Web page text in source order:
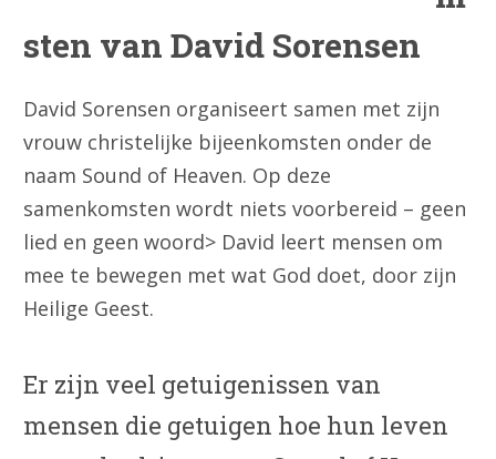
sten van David Sorensen
David Sorensen organiseert samen met zijn
vrouw christelijke bijeenkomsten onder de
naam Sound of Heaven. Op deze
samenkomsten wordt niets voorbereid – geen
lied en geen woord> David leert mensen om
mee te bewegen met wat God doet, door zijn
Heilige Geest.
Er zijn veel getuigenissen van
mensen die getuigen hoe hun leven